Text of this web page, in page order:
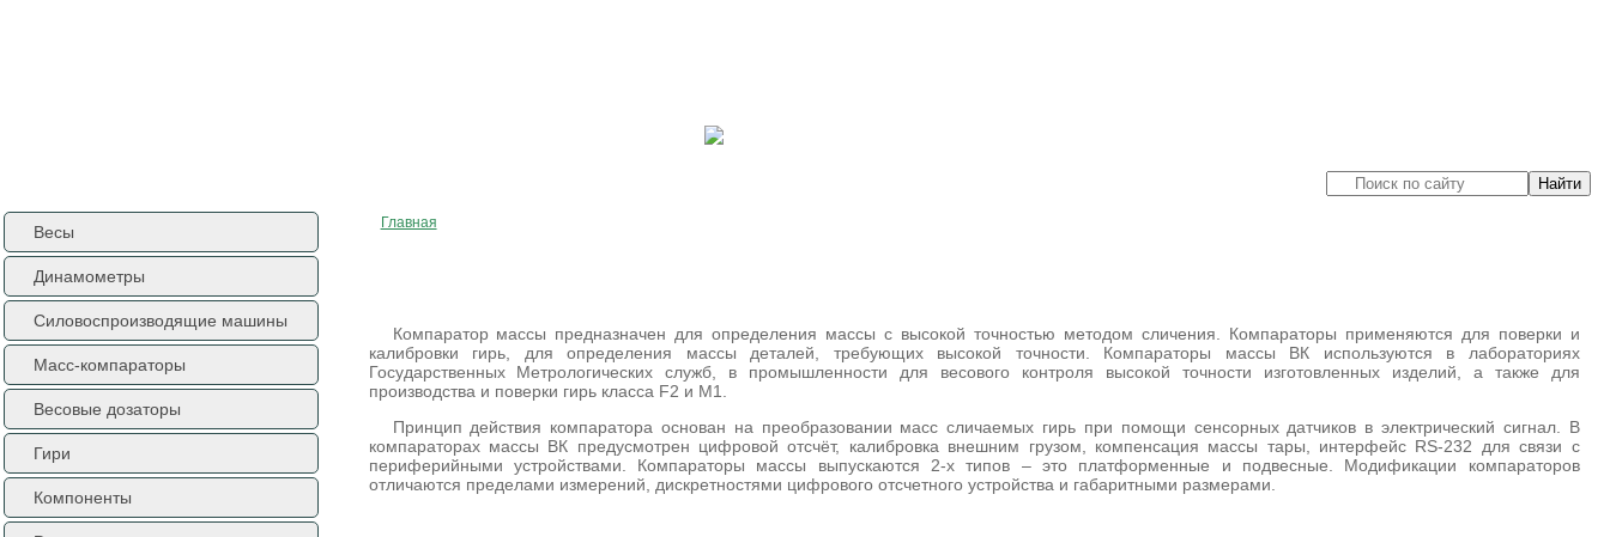
Главная
Компаратор массы предназначен для определения массы с высокой точностью методом сличения. Компараторы применяются для поверки и
калибровки гирь, для определения массы деталей, требующих высокой точности. Компараторы массы ВК используются в лабораториях
Государственных Метрологических служб, в промышленности для весового контроля высокой точности изготовленных изделий, а также для
производства и поверки гирь класса F2 и M1.
Принцип действия компаратора основан на преобразовании масс сличаемых гирь при помощи сенсорных датчиков в электрический сигнал. В
компараторах массы ВК предусмотрен цифровой отсчёт, калибровка внешним грузом, компенсация массы тары, интерфейс RS-232 для связи с
периферийными устройствами. Компараторы массы выпускаются 2-х типов – это платформенные и подвесные. Модификации компараторов
отличаются пределами измерений, дискретностями цифрового отсчетного устройства и габаритными размерами.
Весы
Динамометры
Силовоспроизводящие машины
Масс-компараторы
Весовые дозаторы
Гири
Компоненты